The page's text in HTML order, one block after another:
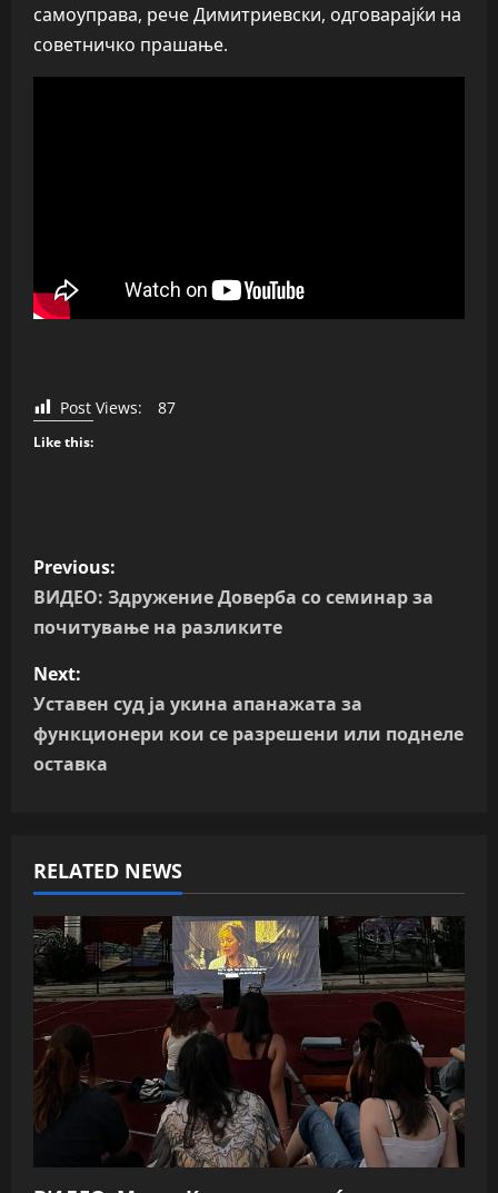
самоуправа, рече Димитриевски, одговарајќи на
советничко прашање.
Post Views: 87
Like this:
P
o
t
n
i
g
a
t
i
o
n
Previous:
ВИДЕО: Здружение Доверба со семинар за
почитување на разликите
Next:
Уставен суд ја укина апанажата за
функционери кои се разрешени или поднеле
оставка
RELATED NEWS